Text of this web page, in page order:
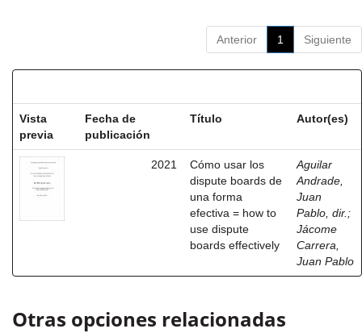
Anterior 1 Siguiente
Vista
previa
Fecha de
publicación
Título Autor(es)
2021
Cómo usar los
dispute boards de
una forma
efectiva = how to
use dispute
boards effectively
Aguilar
Andrade,
Juan
Pablo, dir. ;
Jácome
Carrera,
Juan Pablo
Otras opciones relacionadas